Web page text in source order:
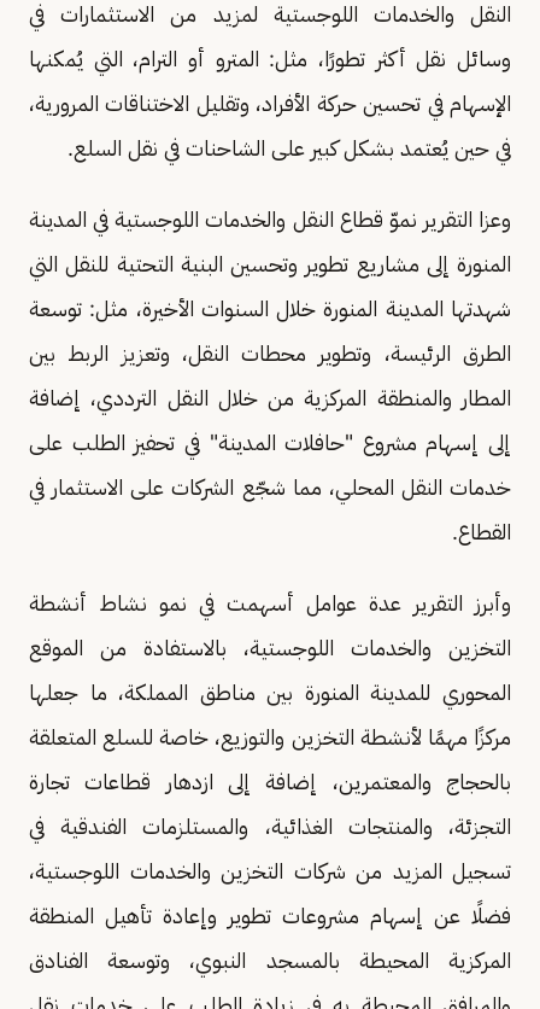
النقل والخدمات اللوجستية لمزيد من الاستثمارات في
وسائل نقل أكثر تطورًا، مثل: المترو أو الترام، التي يُمكنها
الإسهام في تحسين حركة الأفراد، وتقليل الاختناقات المرورية،
في حين يُعتمد بشكل كبير على الشاحنات في نقل السلع.
وعزا التقرير نموّ قطاع النقل والخدمات اللوجستية في المدينة
المنورة إلى مشاريع تطوير وتحسين البنية التحتية للنقل التي
شهدتها المدينة المنورة خلال السنوات الأخيرة، مثل: توسعة
الطرق الرئيسة، وتطوير محطات النقل، وتعزيز الربط بين
المطار والمنطقة المركزية من خلال النقل الترددي، إضافة
إلى إسهام مشروع "حافلات المدينة" في تحفيز الطلب على
خدمات النقل المحلي، مما شجّع الشركات على الاستثمار في
القطاع.
وأبرز التقرير عدة عوامل أسهمت في نمو نشاط أنشطة
التخزين والخدمات اللوجستية، بالاستفادة من الموقع
المحوري للمدينة المنورة بين مناطق المملكة، ما جعلها
مركزًا مهمًا لأنشطة التخزين والتوزيع، خاصة للسلع المتعلقة
بالحجاج والمعتمرين، إضافة إلى ازدهار قطاعات تجارة
التجزئة، والمنتجات الغذائية، والمستلزمات الفندقية في
تسجيل المزيد من شركات التخزين والخدمات اللوجستية،
فضلًا عن إسهام مشروعات تطوير وإعادة تأهيل المنطقة
المركزية المحيطة بالمسجد النبوي، وتوسعة الفنادق